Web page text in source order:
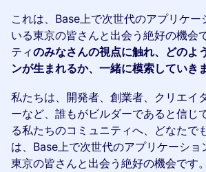
これは、Base上で次世代のアプリケー
いる東京の皆さんと出会う絶好の機会
ティのみなさんの視点に触れ、どのよ
ンが生まれるか、一緒に模索していきま
私たちは、開発者、創業者、クリエイ
ーなど、誰もがビルダーであると信じ
る私たちのコミュニティへ、どなたで
は、Base上で次世代のアプリケーショ
東京の皆さんと出会う絶好の機会です